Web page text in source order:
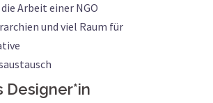
Arbeit einer NGO
und viel Raum für
Designer*in